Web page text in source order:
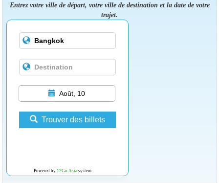
Entrez votre ville de départ, votre ville de destination et la date de votre
trajet.
Août, 10
Trouver des billets
Powered by 12Go Asiasystem